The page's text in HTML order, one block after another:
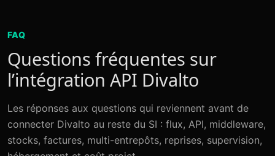
FAQ
Questions fréquentes sur
l’intégration API Divalto
Les réponses aux questions qui reviennent avant de
connecter Divalto au reste du SI : flux, API, middleware,
stocks, factures, multi-entrepôts, reprises, supervision,